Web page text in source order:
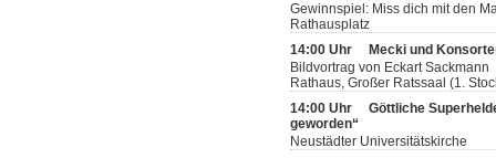
Gewinnspiel: Miss dich mit den
Rathausplatz
14:00 Uhr
Mecki und
Bildvortrag von Eckart Sackmann
Rathaus, Großer Ratssaal (1.
14:00 Uhr Göttliche
geworden“
Neustädter Universitätskirche